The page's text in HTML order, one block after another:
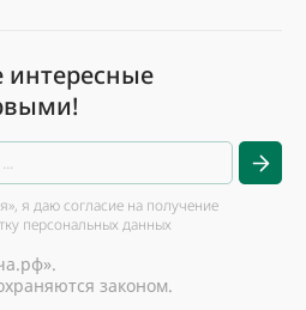
интересные
я даю согласие на получение
персональных данных
законом.